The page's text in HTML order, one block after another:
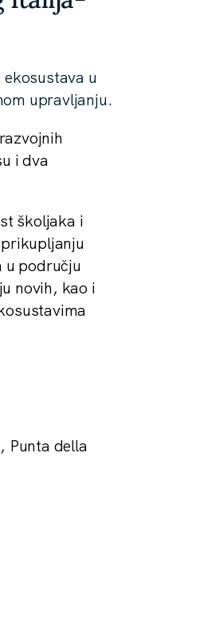
u
upravljanju.
i dva
školjaka i
u području
novih, kao i
Punta della